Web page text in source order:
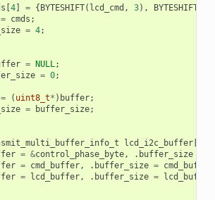
4] = { BYTESHIFT( lcd_cmd , 3), BYTESHIFT
= cmds ;
= 4;
= NULL;
= 0;
= ( uint8_t* ) buffer;
= buffer_size;
lcd_i2c_buffer[
= &control_phase_byte, . buffer_size
= cmd_buffer, . buffer_size =
= lcd_buffer, . buffer_size =